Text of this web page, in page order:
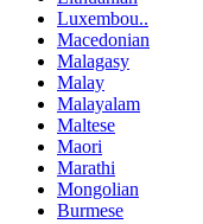
Luxembou..
Macedonian
Malagasy
Malay
Malayalam
Maltese
Maori
Marathi
Mongolian
Burmese